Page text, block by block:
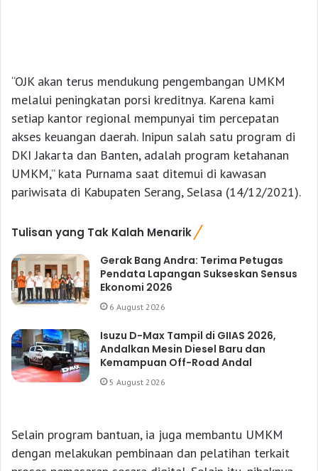
“OJK akan terus mendukung pengembangan UMKM
melalui peningkatan porsi kreditnya. Karena kami
setiap kantor regional mempunyai tim percepatan
akses keuangan daerah. Inipun salah satu program di
DKI Jakarta dan Banten, adalah program ketahanan
UMKM,” kata Purnama saat ditemui di kawasan
pariwisata di Kabupaten Serang, Selasa (14/12/2021).
Tulisan yang Tak Kalah Menarik
Gerak Bang Andra: Terima Petugas
Pendata Lapangan Sukseskan Sensus
Ekonomi 2026
6 August 2026
Isuzu D-Max Tampil di GIIAS 2026,
Andalkan Mesin Diesel Baru dan
Kemampuan Off-Road Andal
5 August 2026
Selain program bantuan, ia juga membantu UMKM
dengan melakukan pembinaan dan pelatihan terkait